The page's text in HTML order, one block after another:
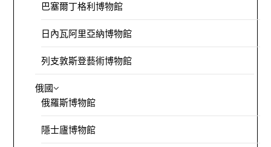
巴塞爾丁格利博物館
日內瓦阿里亞納博物館
列支敦斯登藝術博物館
俄國
俄羅斯博物館
隱士廬博物館